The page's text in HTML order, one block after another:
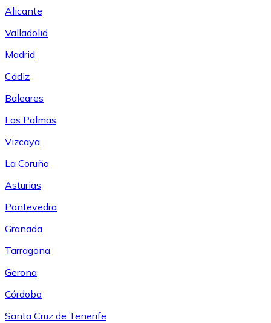
Alicante
Valladolid
Madrid
Cádiz
Baleares
Las Palmas
Vizcaya
La Coruña
Asturias
Pontevedra
Granada
Tarragona
Gerona
Córdoba
Santa Cruz de Tenerife